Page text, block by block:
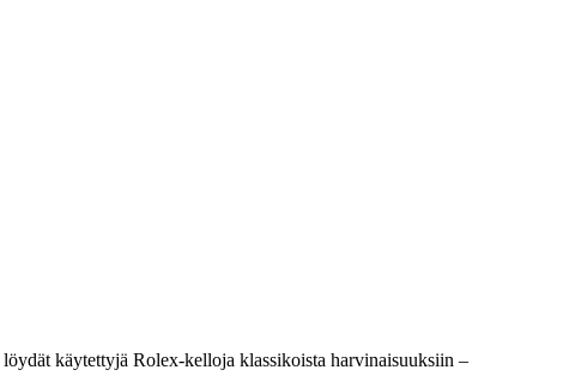
käytettyjä Rolex-kelloja klassikoista harvinaisuuksiin –